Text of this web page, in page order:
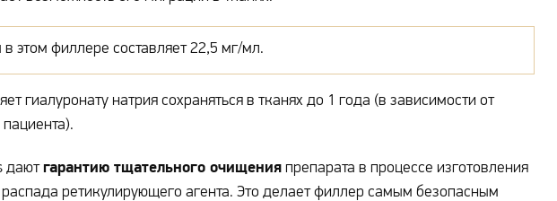
этом филлере составляет 22,5 мг/мл.
гиалуронату натрия сохраняться в тканях до 1 года (в зависимости от
даютгарантию тщательного очищения препарата в процессе изготовления
ретикулирующего агента. Это делает филлер самым безопасным